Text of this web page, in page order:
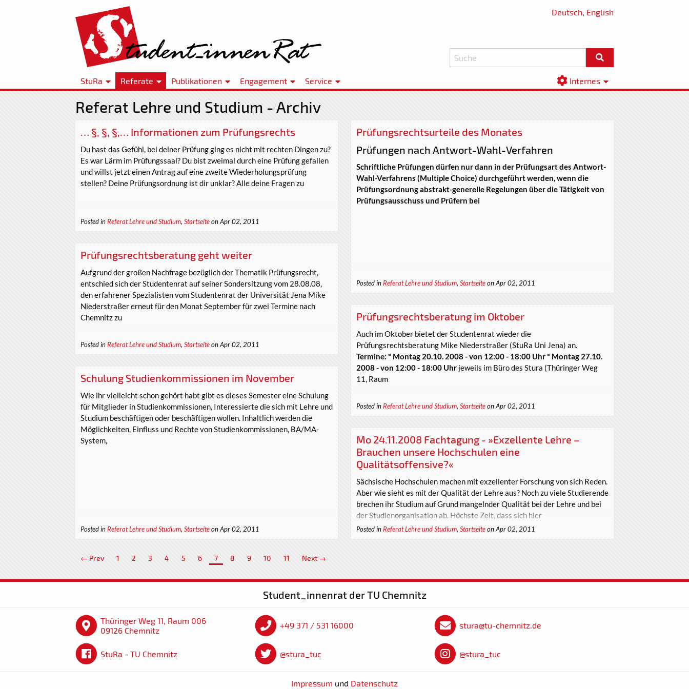
Deutsch, English
StuRa Referate Publikationen Engagement Service Internes
Referat Lehre und Studium - Archiv
… §, §, §,… Informationen zum Prüfungsrechts
Posted in Referat Lehre und Studium, Startseiteon Apr 02, 2011
Du hast das Gefühl, bei deiner Prüfung ging es nicht mit rechten Dingen zu?
Es war Lärm im Prüfungssaal? Du bist zweimal durch eine Prüfung gefallen
und willst jetzt einen Antrag auf eine zweite Wiederholungsprüfung
stellen? Deine Prüfungsordnung ist dir unklar? Alle deine Fragen zu
Prüfungsrechtsurteile des Monates
Posted in Referat Lehre und Studium, Startseiteon Apr 02, 2011
Prüfungen nach Antwort-Wahl-Verfahren
Schriftliche Prüfungen dürfen nur dann in der Prüfungsart des Antwort-
Wahl-Verfahrens (Multiple Choice) durchgeführt werden, wenn die
Prüfungsordnung abstrakt-generelle Regelungen über die Tätigkeit von
Prüfungsausschuss und Prüfern bei
Prüfungsrechtsberatung geht weiter
Posted in Referat Lehre und Studium, Startseiteon Apr 02, 2011
Aufgrund der großen Nachfrage bezüglich der Thematik Prüfungsrecht,
entschied sich der Studentenrat auf seiner Sondersitzung vom 28.08.08,
den erfahrener Spezialisten vom Studentenrat der Universität Jena Mike
Niederstraßer erneut für den Monat September für zwei Termine nach
Chemnitz zu
Prüfungsrechtsberatung im Oktober
Posted in Referat Lehre und Studium, Startseiteon Apr 02, 2011
Auch im Oktober bietet der Studentenrat wieder die
Prüfungsrechtsberatung Mike Niederstraßer (StuRa Uni Jena) an.
Termine: * Montag 20.10. 2008 - von 12:00 - 18:00 Uhr * Montag 27.10.
2008 - von 12:00 - 18:00 Uhrjeweils im Büro des Stura (Thüringer Weg
11, Raum
Schulung Studienkommissionen im November
Posted in Referat Lehre und Studium, Startseiteon Apr 02, 2011
Wie ihr vielleicht schon gehört habt gibt es dieses Semester eine Schulung
für Mitglieder in Studienkommissionen, Interessierte die sich mit Lehre und
Studium beschäftigen oder beschäftigen wollen. Inhaltlich werden die
Möglichkeiten, Einfluss und Rechte von Studienkommissionen, BA/MA-
System,
Mo 24.11.2008 Fachtagung - »Exzellente Lehre –
Brauchen unsere Hochschulen eine
Qualitätsoffensive?«
Posted in Referat Lehre und Studium, Startseiteon Apr 02, 2011
Sächsische Hochschulen machen mit exzellenter Forschung von sich Reden.
Aber wie sieht es mit der Qualität der Lehre aus? Noch zu viele Studierende
brechen ihr Studium auf Grund mangelnder Qualität bei der Lehre und bei
der Studienorganisation ab. Höchste Zeit, dass sich hier
← Prev 1 2 3 4 5 6 7 8 9 10 11 Next →
Student_innenrat der TU Chemnitz
Thüringer Weg 11, Raum 006
09126 Chemnitz
+49 371 / 531 16000 stura@tu-chemnitz.de
StuRa - TU Chemnitz @stura_tuc @stura_tuc
Impressum und Datenschutz